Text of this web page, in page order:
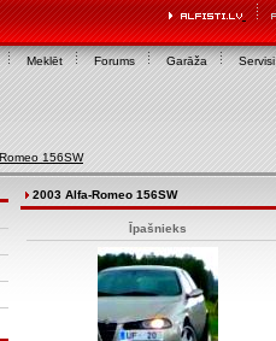
Meklēt Forums Garāža Servisi
156SW
2003 Alfa-Romeo 156SW
Īpašnieks